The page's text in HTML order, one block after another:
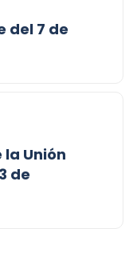
del 7 de
la Unión
de